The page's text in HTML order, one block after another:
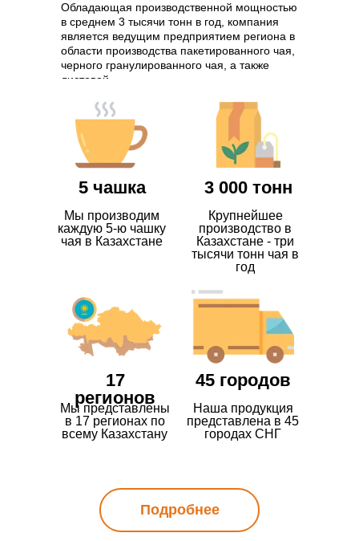
Обладающая производственной мощностью
в среднем 3 тысячи тонн в год, компания
является ведущим предприятием региона в
области производства пакетированного чая,
черного гранулированного чая, а также
листовой.
5 чашка 3 000 тонн
17
регионов
45 городов
Мы производим
каждую 5-ю чашку
чая в Казахстане
Крупнейшее
производство в
Казахстане - три
тысячи тонн чая в
год
Мы представлены
в 17 регионах по
всему Казахстану
Наша продукция
представлена в 45
городах СНГ
Подробнее